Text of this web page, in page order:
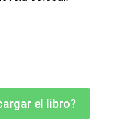
el libro?